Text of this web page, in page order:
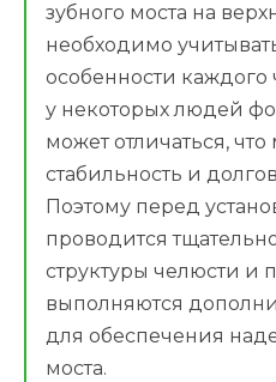
зубного моста на
необходимо
особенности
у некоторых людей
может отличаться,
стабильность и
Поэтому перед
проводится
структуры челюсти и
выполняются
для обеспечения
моста.